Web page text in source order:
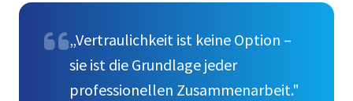
„Vertraulichkeit ist keine Option –
sie ist die Grundlage jeder
professionellen Zusammenarbeit."